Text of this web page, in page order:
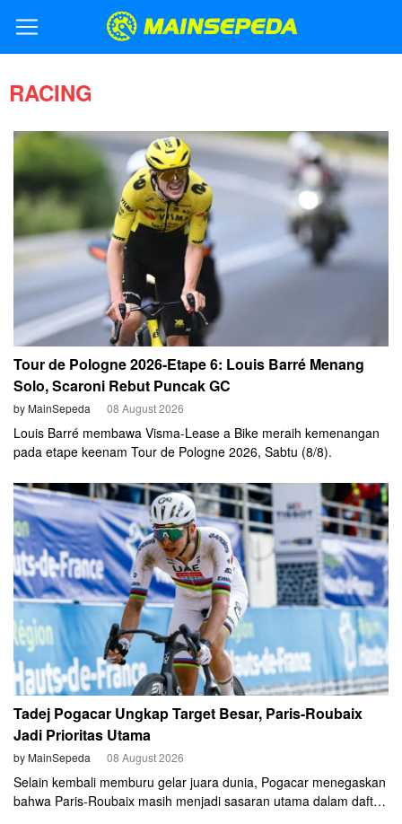
RACING
Tour de Pologne 2026-Etape 6: Louis Barré Menang
Solo, Scaroni Rebut Puncak GC
by MainSepeda 08 August 2026
Louis Barré membawa Visma-Lease a Bike meraih kemenangan
pada etape keenam Tour de Pologne 2026, Sabtu (8/8).
Tadej Pogacar Ungkap Target Besar, Paris-Roubaix
Jadi Prioritas Utama
by MainSepeda 08 August 2026
Selain kembali memburu gelar juara dunia, Pogacar menegaskan
bahwa Paris-Roubaix masih menjadi sasaran utama dalam daftar